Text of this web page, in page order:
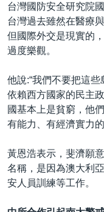
台灣國防安全研究院
台灣過去雖然在醫療
但國際外交是現實的
過度樂觀。
他說:“我們不要把這
依賴西方國家的民主
國基本上是貧窮，他
有能力、有經濟實力
黃恩浩表示，斐濟願
名稱，是因為澳大利
安人員訓練等工作。